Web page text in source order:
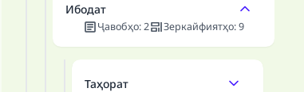
Ибодат
Ҷавобҳо:2 Зеркайфиятҳо:9
Таҳорат